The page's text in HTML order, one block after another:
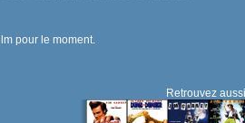
pour le moment.
Retrouvez